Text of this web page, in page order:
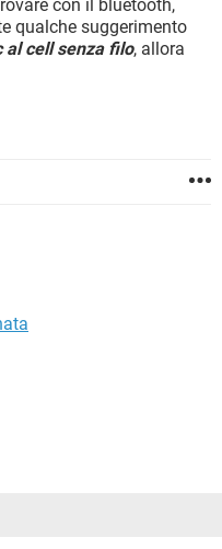
10
con il bluetooth,
qualche suggerimento
al cell senza filo, allora